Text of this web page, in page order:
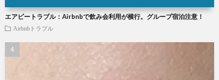
エアビートラブル：Airbnbで飲み会利用が横行。グループ宿泊注意！
Airbnbトラブル